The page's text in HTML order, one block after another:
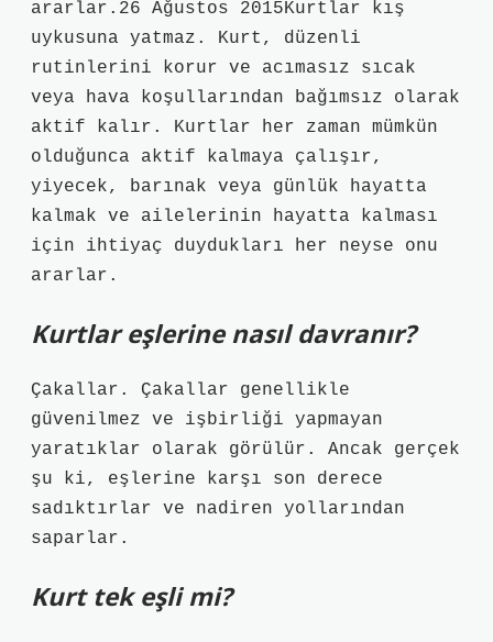
ararlar.26 Ağustos 2015Kurtlar kış
uykusuna yatmaz. Kurt, düzenli
rutinlerini korur ve acımasız sıcak
veya hava koşullarından bağımsız olarak
aktif kalır. Kurtlar her zaman mümkün
olduğunca aktif kalmaya çalışır,
yiyecek, barınak veya günlük hayatta
kalmak ve ailelerinin hayatta kalması
için ihtiyaç duydukları her neyse onu
ararlar.
Kurtlar eşlerine nasıl davranır?
Çakallar. Çakallar genellikle
güvenilmez ve işbirliği yapmayan
yaratıklar olarak görülür. Ancak gerçek
şu ki, eşlerine karşı son derece
sadıktırlar ve nadiren yollarından
saparlar.
Kurt tek eşli mi?